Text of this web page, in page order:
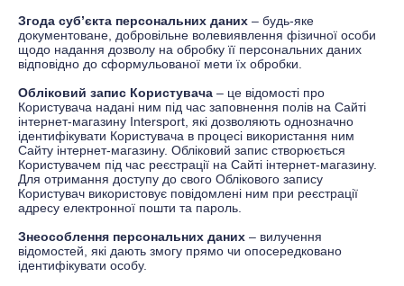
Згода суб’єкта персональних даних – будь-яке
документоване, добровільне волевиявлення фізичної особи
щодо надання дозволу на обробку її персональних даних
відповідно до сформульованої мети їх обробки
Обліковий запис Користувача – це відомості про
Користувача надані ним під час заповнення полів на Сайті
інтернет-магазину Іntersport , які дозволяють однозначно
ідентифікувати Користувача в процесі використання ним
Сайту інтернет-магазину. Обліковий запис створюється
Користувачем під час реєстрації на Сайті інтернет-магазину.
Для отримання доступу до свого Облікового запису
Користувач використовує повідомлені ним при реєстрації
адресу електронної пошти та пароль.
Знеособлення персональних даних – вилучення
відомостей, які дають змогу прямо чи опосередковано
ідентифікувати особу.